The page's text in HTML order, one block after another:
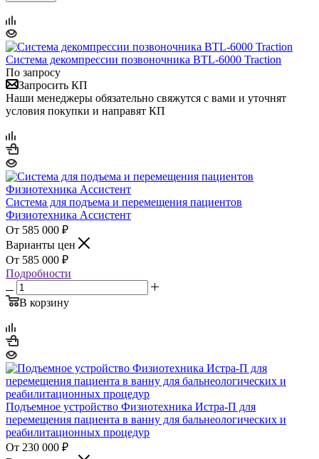
Система декомпрессии позвоночника BTL-6000 Traction
По запросу
Запросить КП
Наши менеджеры обязательно свяжутся с вами и уточнят
условия покупки и направят КП
Система для подъема и перемещения пациентов
Физиотехника Ассистент
585 000 ₽
Варианты цен
585 000 ₽
Подробности
В корзину
Подъемное устройство Физиотехника Истра-П для
перемещения пациента в ванну для бальнеологических и
реабилитационных процедур
230 000 ₽